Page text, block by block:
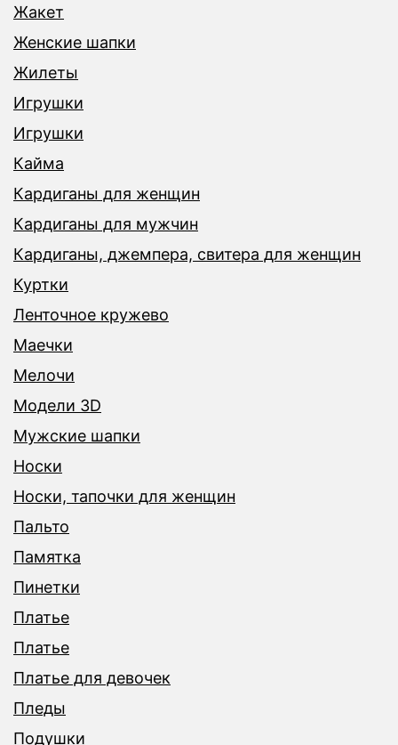
Жакет
Женские шапки
Жилеты
Игрушки
Игрушки
Кайма
Кардиганы для женщин
Кардиганы для мужчин
Кардиганы, джемпера, свитера для женщин
Куртки
Ленточное кружево
Маечки
Мелочи
Модели 3D
Мужские шапки
Носки
Носки, тапочки для женщин
Пальто
Памятка
Пинетки
Платье
Платье
Платье для девочек
Пледы
Подушки